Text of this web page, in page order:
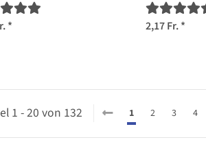
* 2,17 Fr.*
1 - 20 von 132 1 2 3 4